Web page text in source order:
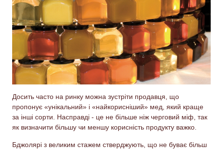
Досить часто на ринку можна зустріти продавця, що
пропонує «унікальний» і «найкорисніший» мед, який краще
за інші сорти. Насправді - це не більше ніж черговий міф, так
як визначити більшу чи меншу корисність продукту важко.
Бджолярі з великим стажем стверджують, що не буває більш